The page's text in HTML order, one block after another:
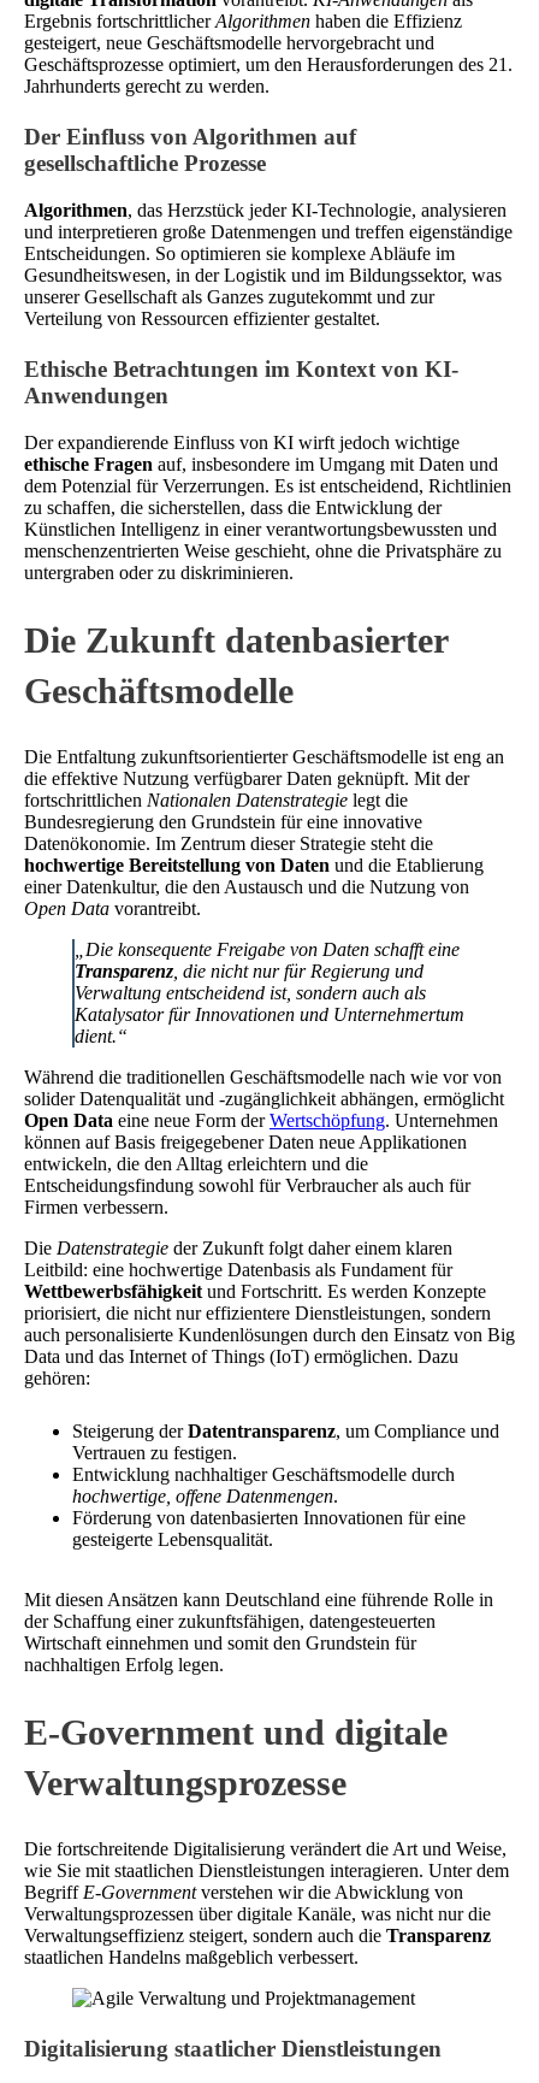
Ergebnis fortschrittlicherAlgorithmen haben die Effizienz
gesteigert, neue Geschäftsmodelle hervorgebracht und
Geschäftsprozesse optimiert, um den Herausforderungen des 21.
Jahrhunderts gerecht zu werden.
Der Einfluss von Algorithmen auf
gesellschaftliche Prozesse
Algorithmen, das Herzstück jeder KI-Technologie, analysieren
und interpretieren große Datenmengen und treffen eigenständige
Entscheidungen. So optimieren sie komplexe Abläufe im
Gesundheitswesen, in der Logistik und im Bildungssektor, was
unserer Gesellschaft als Ganzes zugutekommt und zur
Verteilung von Ressourcen effizienter gestaltet.
Ethische Betrachtungen im Kontext von KI-
Anwendungen
Der expandierende Einfluss von KI wirft jedoch wichtige
ethische Fragen auf, insbesondere im Umgang mit Daten und
dem Potenzial für Verzerrungen. Es ist entscheidend, Richtlinien
zu schaffen, die sicherstellen, dass die Entwicklung der
Künstlichen Intelligenz in einer verantwortungsbewussten und
menschenzentrierten Weise geschieht, ohne die Privatsphäre zu
untergraben oder zu diskriminieren.
Die Zukunft datenbasierter
Geschäftsmodelle
Die Entfaltung zukunftsorientierter Geschäftsmodelle ist eng an
die effektive Nutzung verfügbarer Daten geknüpft. Mit der
fortschrittlichen Nationalen Datenstrategie legt die
Bundesregierung den Grundstein für eine innovative
Datenökonomie. Im Zentrum dieser Strategie steht die
hochwertige Bereitstellung von Daten und die Etablierung
einer Datenkultur, die den Austausch und die Nutzung von
Open Data vorantreibt.
„Die konsequente Freigabe von Daten schafft eine
Transparenz , die nicht nur für Regierung und
Verwaltung entscheidend ist, sondern auch als
Katalysator für Innovationen und Unternehmertum
dient.“
Während die traditionellen Geschäftsmodelle nach wie vor von
solider Datenqualität und -zugänglichkeit abhängen, ermöglicht
Open Data eine neue Form derWertschöpfung. Unternehmen
können auf Basis freigegebener Daten neue Applikationen
entwickeln, die den Alltag erleichtern und die
Entscheidungsfindung sowohl für Verbraucher als auch für
Firmen verbessern.
Die Datenstrategie der Zukunft folgt daher einem klaren
Leitbild: eine hochwertige Datenbasis als Fundament für
Wettbewerbsfähigkeit und Fortschritt. Es werden Konzepte
priorisiert, die nicht nur effizientere Dienstleistungen, sondern
auch personalisierte Kundenlösungen durch den Einsatz von Big
Data und das Internet of Things (IoT) ermöglichen. Dazu
gehören:
Steigerung derDatentransparenz, um Compliance und
Vertrauen zu festigen.
Entwicklung nachhaltiger Geschäftsmodelle durch
hochwertige, offene Datenmengen.
Förderung von datenbasierten Innovationen für eine
gesteigerte Lebensqualität.
Mit diesen Ansätzen kann Deutschland eine führende Rolle in
der Schaffung einer zukunftsfähigen, datengesteuerten
Wirtschaft einnehmen und somit den Grundstein für
nachhaltigen Erfolg legen.
E-Government und digitale
Verwaltungsprozesse
Die fortschreitende Digitalisierung verändert die Art und Weise,
wie Sie mit staatlichen Dienstleistungen interagieren. Unter dem
Begriff E-Governmentverstehen wir die Abwicklung von
Verwaltungsprozessen über digitale Kanäle, was nicht nur die
Verwaltungseffizienz steigert, sondern auch die Transparenz
staatlichen Handelns maßgeblich verbessert.
Digitalisierung staatlicher Dienstleistungen